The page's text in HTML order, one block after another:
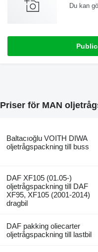
Du kan
Priser för MAN
Baltacıoğlu VOITH DIWA
oljetrågspackning till buss
DAF XF105 (01.05-)
oljetrågspackning till DAF
XF95, XF105 (2001-2014)
dragbil
DAF pakking oliecarter
oljetrågspackning till lastbil